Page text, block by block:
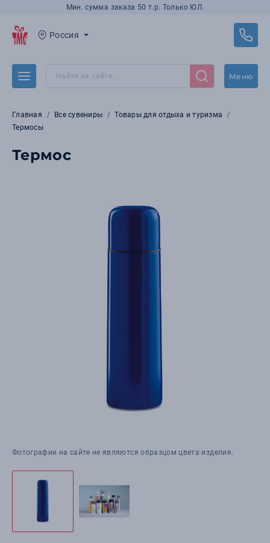
Мин. сумма заказа 50 т.р. Только ЮЛ.
Россия
Меню
Главная Все сувениры
Товары для отдыха и туризма
Термосы
Термос
Фотографии на сайте не являются образцом цвета изделия.